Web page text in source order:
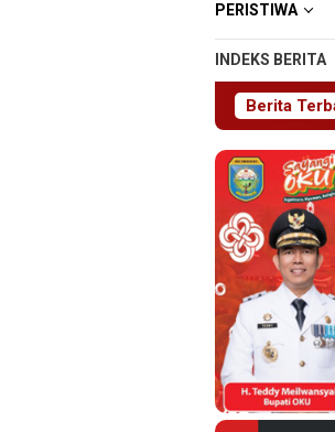
PERISTIWA
INDEKS BERITA
Berita
Jember Gelar ABHINAYA 2026, Ajang